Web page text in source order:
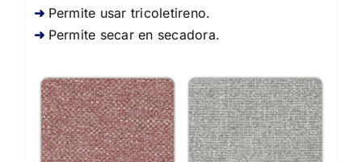
Permite usar tricoletireno.
Permite secar en secadora.